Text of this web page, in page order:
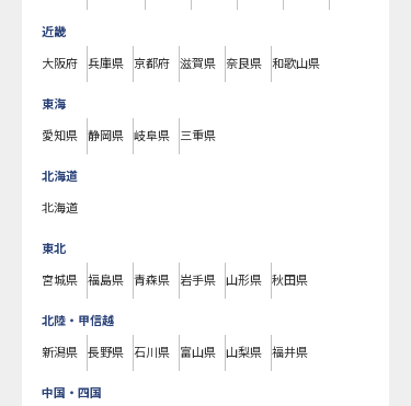
近畿
大阪府 兵庫県 京都府 滋賀県 奈良県 和歌山県
東海
愛知県 静岡県 岐阜県 三重県
北海道
北海道
東北
宮城県 福島県 青森県 岩手県 山形県 秋田県
北陸・甲信越
新潟県 長野県 石川県 富山県 山梨県 福井県
中国・四国